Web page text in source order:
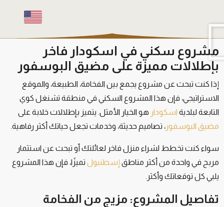
مشروع سكني في اسكودار فاخر
بإطلالات مميزة على مضيق البوسفور
إذا كنت تبحث عن مشروع يجمع بين الفخامة، الطبيعة، والموقع
الاستراتيجي، فإن هذا المشروع السكني في منطقة تشنغل كوي
التابعة لبلديةاسكودارهو الخيار الأمثل. يتميز بإطلالات خلابة على
مضيق البوسفور، تصاميم حديثة، وخدمات تجعل حياتك أكثر رفاهية.
سواء كنت تخطط لشراء منزل فاخر لعائلتك أو تبحث عن استثمار
مربح في واحدة من أكثر مناطقإسطنبولتميزًا، فإن هذا المشروع
يلبي كل توقعاتك وأكثر.
تفاصيل المشروع: مزيج من الفخامة